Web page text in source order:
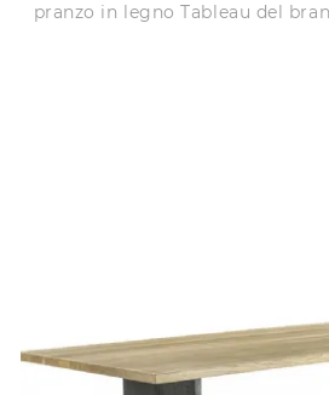
pranzo in legno Tableau del